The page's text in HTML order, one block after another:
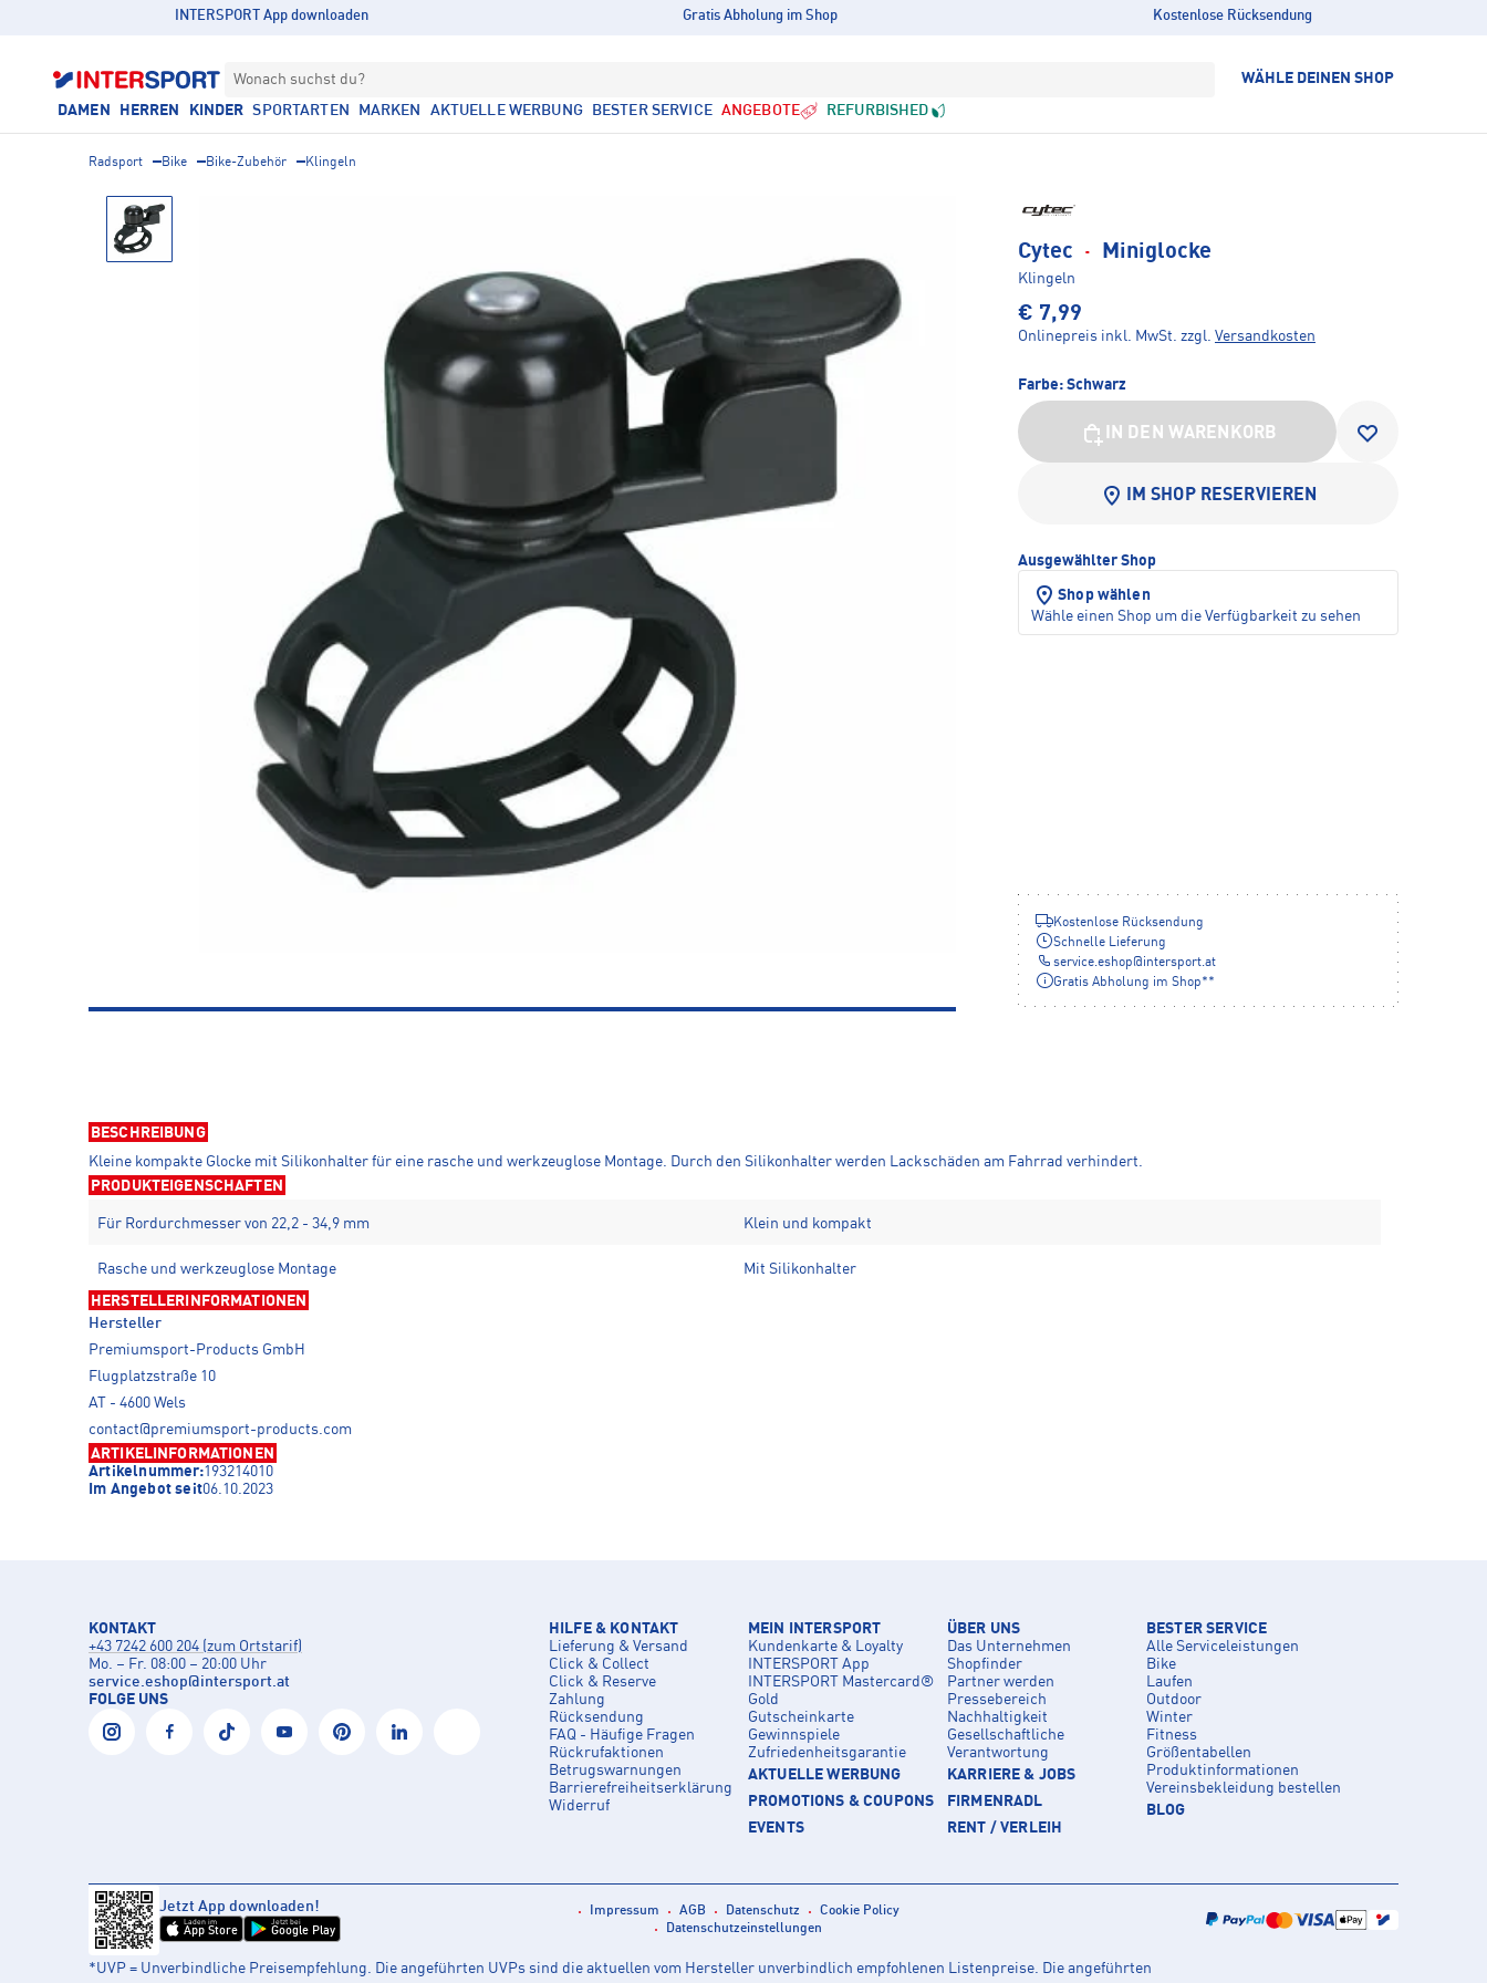
INTERSPORT App downloaden Gratis Abholung im Shop Kostenlose Rücksendung
Wonach suchst du? WÄHLE DEINEN SHOP
DAMEN HERREN KINDER SPORTARTEN MARKEN AKTUELLE WERBUNG BESTER SERVICE ANGEBOTE REFURBISHED
Radsport Bike Bike-Zubehör Klingeln
Cytec · Miniglocke
Klingeln
€ 7,99
Onlinepreis inkl. MwSt. zzgl. Versandkosten
Farbe: Schwarz
IN DEN WARENKORB
IM SHOP RESERVIEREN
Ausgewählter Shop
Shop wählen
Wähle einen Shop um die Verfügbarkeit zu sehen
Kostenlose Rücksendung
Schnelle Lieferung
service.eshop@intersport.at
Gratis Abholung im Shop**
BESCHREIBUNG
Kleine kompakte Glocke mit Silikonhalter für eine rasche und werkzeuglose Montage. Durch den Silikonhalter werden Lackschäden am Fahrrad verhindert.
PRODUKTEIGENSCHAFTEN
Für Rordurchmesser von 22,2 - 34,9 mm Klein und kompakt
Rasche und werkzeuglose Montage Mit Silikonhalter
HERSTELLERINFORMATIONEN
Hersteller
Premiumsport-Products GmbH
Flugplatzstraße 10
AT - 4600 Wels
contact@premiumsport-products.com
ARTIKELINFORMATIONEN
Artikelnummer:193214010
Im Angebot seit06.10.2023
KONTAKT
+43 7242 600 204 (zum Ortstarif)
Mo. – Fr. 08:00 – 20:00 Uhr
service.eshop@intersport.at
FOLGE UNS
HILFE & KONTAKT
Lieferung & Versand
Click & Collect
Click & Reserve
Zahlung
Rücksendung
FAQ - Häufige Fragen
Rückrufaktionen
Betrugswarnungen
Barrierefreiheitserklärung
Widerruf
MEIN INTERSPORT
Kundenkarte & Loyalty
INTERSPORT App
INTERSPORT Mastercard®
Gold
Gutscheinkarte
Gewinnspiele
Zufriedenheitsgarantie
AKTUELLE WERBUNG
PROMOTIONS & COUPONS
EVENTS
ÜBER UNS
Das Unternehmen
Shopfinder
Partner werden
Pressebereich
Nachhaltigkeit
Gesellschaftliche
Verantwortung
KARRIERE & JOBS
FIRMENRADL
RENT / VERLEIH
BESTER SERVICE
Alle Serviceleistungen
Bike
Laufen
Outdoor
Winter
Fitness
Größentabellen
Produktinformationen
Vereinsbekleidung bestellen
BLOG
Jetzt App downloaden!
Laden im
App Store
Jetzt bei
Google Play
Impressum AGB Datenschutz
Cookie Policy
Datenschutzeinstellungen
*UVP = Unverbindliche Preisempfehlung. Die angeführten UVPs sind die aktuellen vom Hersteller unverbindlich empfohlenen Listenpreise. Die angeführten